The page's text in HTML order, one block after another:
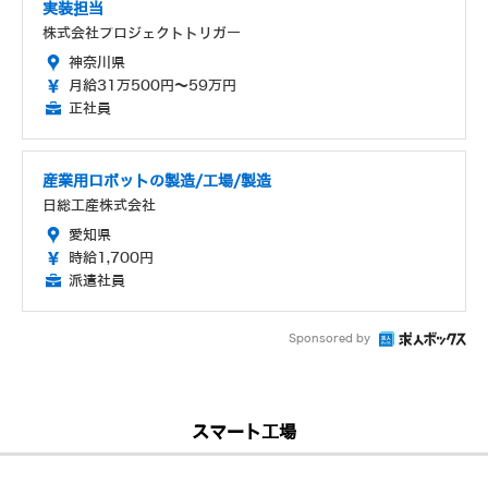
実装担当
株式会社プロジェクトトリガー
神奈川県
月給31万500円～59万円
正社員
産業用ロボットの製造/工場/製造
日総工産株式会社
愛知県
時給1,700円
派遣社員
Sponsored by
スマート工場